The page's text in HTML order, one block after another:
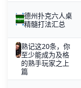
德州扑克六人桌
精髓打法汇总
熟记这20条，你
至少能成为及格
的熟手玩家之上
篇